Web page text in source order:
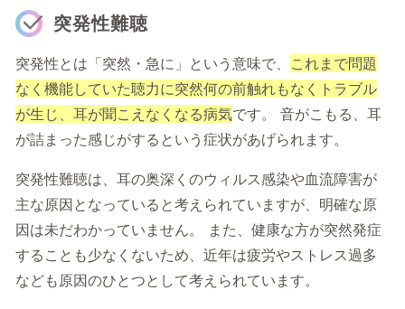
突発性難聴
突発性とは「突然・急に」という意味で、 これまで問題
なく機能していた聴力に突然何の前触れもなくトラブル
が生じ、耳が聞こえなくなる病気です。 音がこもる、耳
が詰まった感じがするという症状があげられます。
突発性難聴は、耳の奥深くのウィルス感染や血流障害が
主な原因となっていると考えられていますが、明確な原
因は未だわかっていません。 また、健康な方が突然発症
することも少なくないため、近年は疲労やストレス過多
なども原因のひとつとして考えられています。